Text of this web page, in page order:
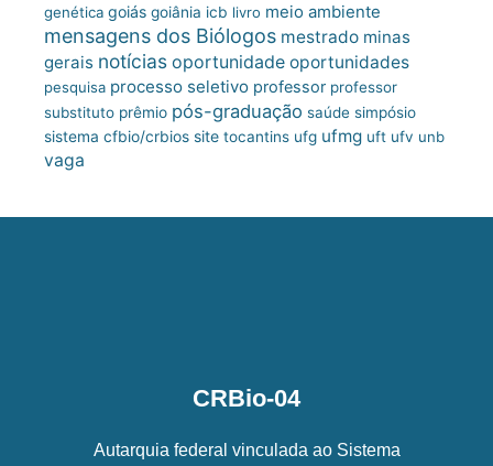
genética goiás goiânia icb livro meio ambiente
mensagens dos Biólogos mestrado minas
gerais notícias oportunidade oportunidades
pesquisa processo seletivo professor professor
substituto prêmio pós-graduação saúde simpósio
sistema cfbio/crbios site tocantins ufg ufmg uft ufv unb
vaga
CRBio-04
Autarquia federal vinculada ao Sistema